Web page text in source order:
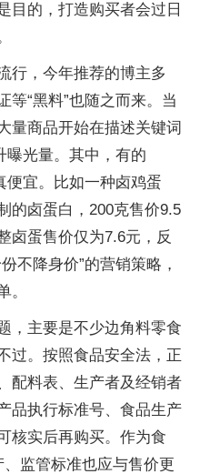
目的，打造购买者会过日
行，今年推荐的博主多
等“黑料”也随之而来。当
量商品开始在描述关键词
曝光量。其中，有的
便宜。比如一种卤鸡蛋
的卤蛋白，200克售价9.5
卤蛋售价仅为7.6元，反
不降身价”的营销策略，
。
，主要是不少边角料零食
过。按照食品安全法，正
配料表、生产者及经销者
品执行标准号、食品生产
核实后再购买。作为食
监管标准也应与售价更